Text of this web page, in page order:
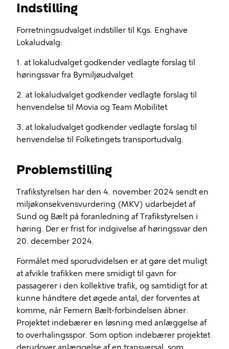
Indstilling
Forretningsudvalget indstiller til Kgs. Enghave
Lokaludvalg:
1. at lokaludvalget godkender vedlagte forslag til
høringssvar fra Bymiljøudvalget
2. at lokaludvalget godkender vedlagte forslag til
henvendelse til Movia og Team Mobilitet
3. at lokaludvalget godkender vedlagte forslag til
henvendelse til Folketingets transportudvalg.
Problemstilling
Trafikstyrelsen har den 4. november 2024 sendt en
miljøkonsekvensvurdering (MKV) udarbejdet af
Sund og Bælt på foranledning af Trafikstyrelsen i
høring. Der er frist for indgivelse af høringssvar den
20. december 2024.
Formålet med sporudvidelsen er at gøre det muligt
at afvikle trafikken mere smidigt til gavn for
passagerer i den kollektive trafik, og samtidigt for at
kunne håndtere det øgede antal, der forventes at
komme, når Femern Bælt-forbindelsen åbner.
Projektet indebærer en løsning med anlæggelse af
to overhalingsspor. Som option indebærer projektet